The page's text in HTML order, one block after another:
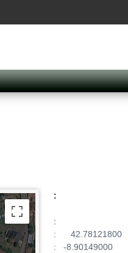
For development purposes only
:
:
: 42.78121800
: -8.90149000